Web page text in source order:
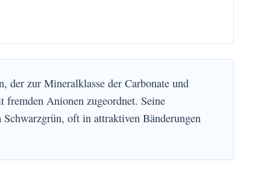
der zur Mineralklasse der Carbonate und
Anionen zugeordnet. Seine
oft in attraktiven Bänderungen